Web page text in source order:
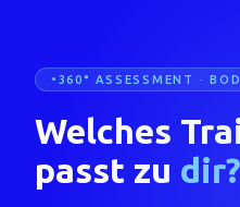
360° ASSESSMENT ·
Welches
passt zu dir?